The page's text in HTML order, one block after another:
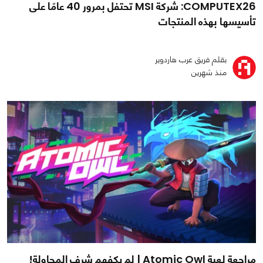
COMPUTEX26: شركة MSI تحتفل بمرور 40 عامًا على
تأسيسها بهذه المنتجات
بقلم فريق عرب هاردوير
منذ شهرين
مراجعة لعبة Atomic Owl | لم يكفهم شرف المحاولة!